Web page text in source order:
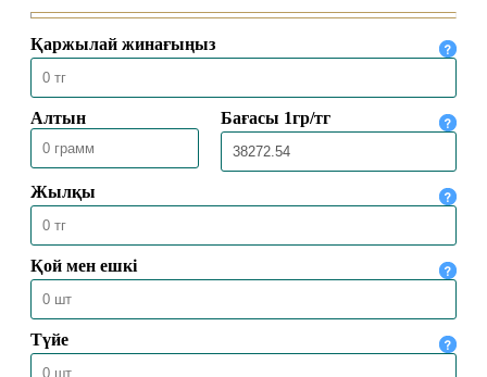
16.04.2025 8695
ЕҢБЕК ЕТУ ӘДЕБІ
24.02.2025